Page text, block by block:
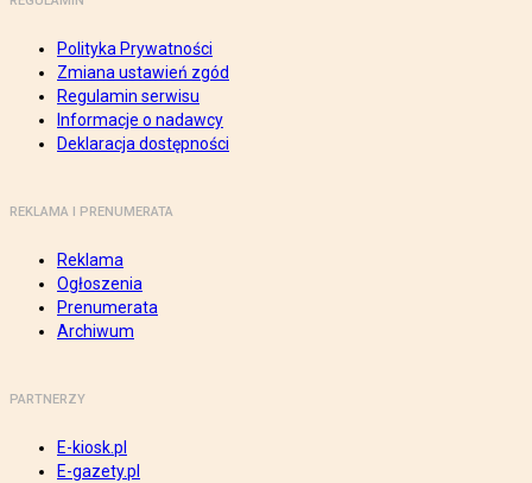
Polityka Prywatności
Zmiana ustawień zgód
Regulamin serwisu
Informacje o nadawcy
Deklaracja dostępności
REKLAMA I PRENUMERATA
Reklama
Ogłoszenia
Prenumerata
Archiwum
PARTNERZY
E-kiosk.pl
E-gazety.pl